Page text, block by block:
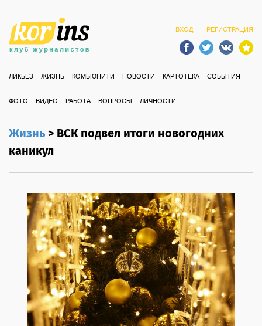
ВХОД РЕГИСТРАЦИЯ
ЛИКБЕЗ ЖИЗНЬ КОМЬЮНИТИ НОВОСТИ КАРТОТЕКА СОБЫТИЯ
ФОТО ВИДЕО РАБОТА ВОПРОСЫ ЛИЧНОСТИ
Жизнь>ВСК подвел итоги новогодних
каникул